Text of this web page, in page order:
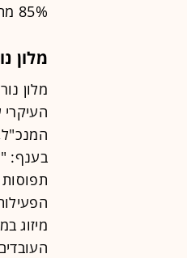
85% מתמהיל האורחים שלנו ובאוגוסט הגענו ל-80% תפוסה. שרק יימשך ככה".
מלון
בענף:
מיזוג